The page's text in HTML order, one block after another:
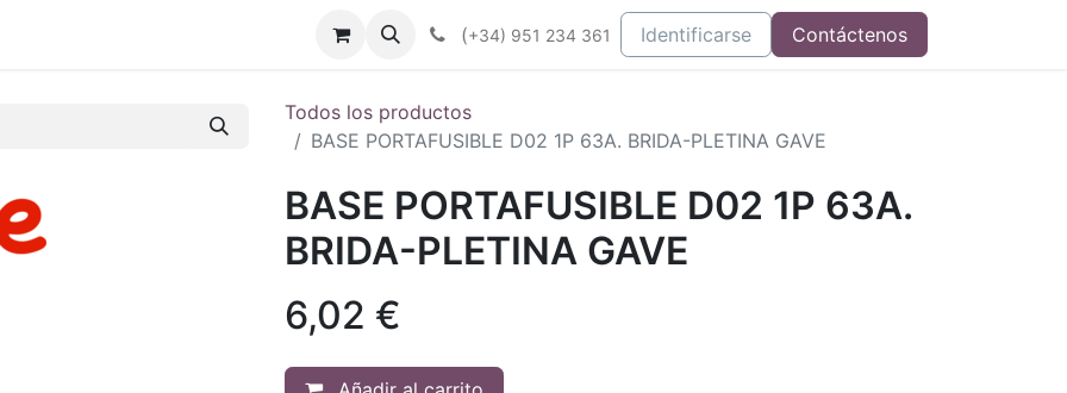
Industrias Noticias Integrados
(+34) 951 234 361 Identificarse Contáctenos
Todos los productos
BASE PORTAFUSIBLE D02 1P 63A. BRIDA-PLETINA GAVE
BASE PORTAFUSIBLE D02 1P 63A.
BRIDA-PLETINA GAVE
6,02 €